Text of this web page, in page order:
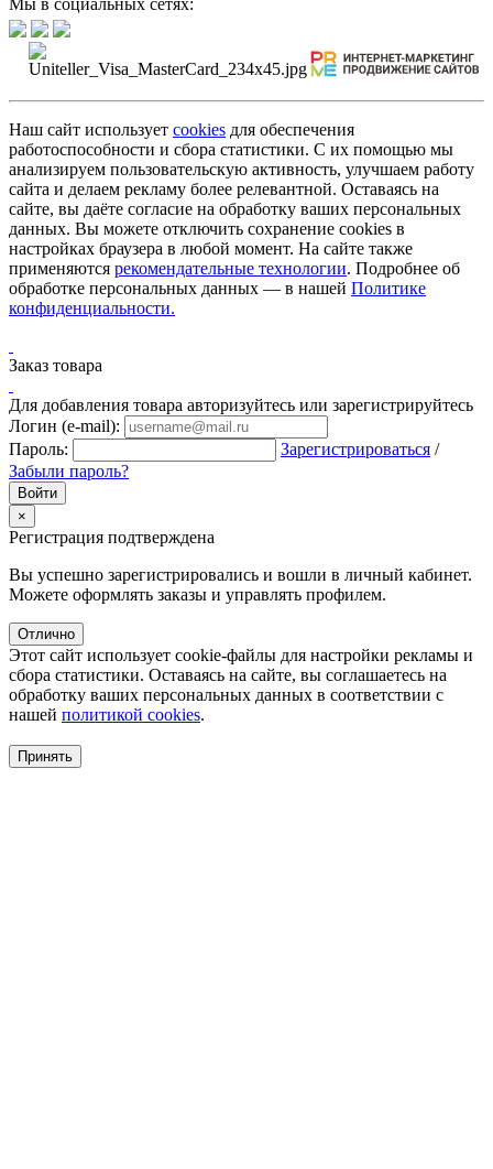
Наш сайт использует cookies для обеспечения
работоспособности и сбора статистики. С их помощью мы
анализируем пользовательскую активность, улучшаем работу
сайта и делаем рекламу более релевантной. Оставаясь на
сайте, вы даёте согласие на обработку ваших персональных
данных. Вы можете отключить сохранение cookies в
настройках браузера в любой момент. На сайте также
применяются рекомендательные технологии. Подробнее об
обработке персональных данных — в нашей Политике
конфиденциальности.
Заказ товара
Для добавления товара авторизуйтесь или зарегистрируйтесь
Логин (e-mail):
Пароль:
Зарегистрироваться /
Забыли пароль?
×
Регистрация подтверждена
Вы успешно зарегистрировались и вошли в личный кабинет.
Можете оформлять заказы и управлять профилем.
Отлично
Этот сайт использует cookie-файлы для настройки рекламы и
сбора статистики. Оставаясь на сайте, вы соглашаетесь на
обработку ваших персональных данных в соответствии с
нашей политикой cookies.
Принять